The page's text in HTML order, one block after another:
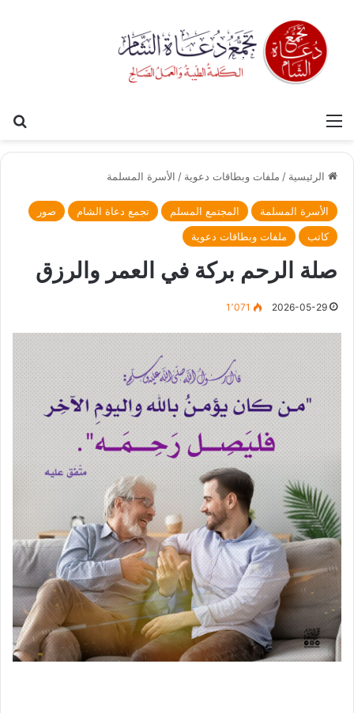
القائمة
الرئيسية / ملفات وبطاقات دعوية / الأسرة المسلمة
الأسرة المسلمة المجتمع المسلم تجمع دعاة الشام
صور
كاتب
ملفات وبطاقات دعوية
صلة الرحم بركة في العمر والرزق
2026-05-29 1٬071